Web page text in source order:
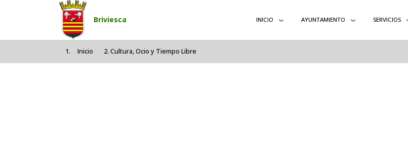
Pasar al contenido principal
Briviesca INICIO AYUNTAMIENTO SERVICIOS
Inicio Cultura, Ocio y Tiempo Libre